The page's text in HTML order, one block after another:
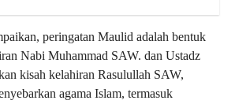
peringatan Maulid adalah bentuk
Nabi Muhammad SAW. dan Ustadz
kisah kelahiran Rasulullah SAW,
agama Islam, termasuk